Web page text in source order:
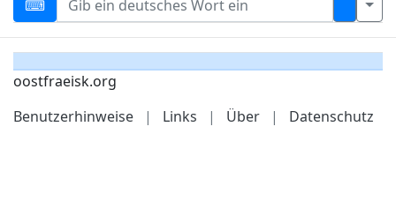
oostfraeisk.org
Benutzerhinweise
| Links | Über | Datenschutz